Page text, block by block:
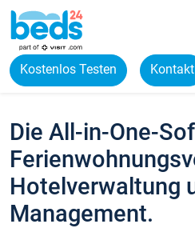
Kostenlos Testen Kontakt
Die All-in-One-
Hotelverwaltung
Management.